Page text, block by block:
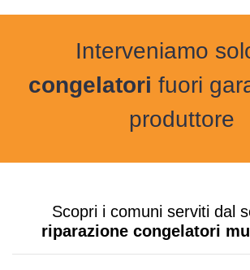
Interveniamo
congelatori fuori
produttore
Scopri i comuni serviti dal
riparazione congelatori